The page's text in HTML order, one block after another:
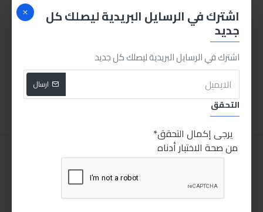
اشترك في الرسايل البريدية ليصلك كل
جديد
اشترك في الرسايل البريدية ليصلك كل جديد
ارسال
التحقق
يرجى إكمال التحقق
من صحة الاختبار أدناه
توتال تولز طقم مفتاح الن مطواة
65.00LE
اضافة للسلة
50.00LE